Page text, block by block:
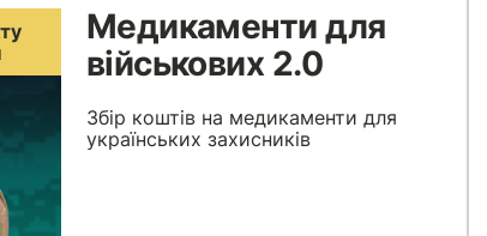
Медикаменти для
військових 2.0
Збір коштів на медикаменти для
українських захисників